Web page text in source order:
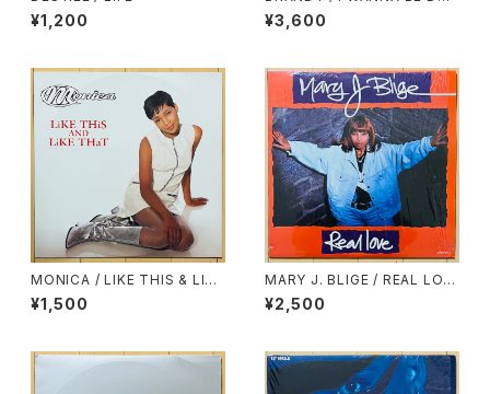
¥1,200
WN(UK)
¥3,600
MONICA / LIKE THIS & LIKE
THAT(FULL CREW REMIX)
¥1,500
MARY J. BLIGE / REAL LOV
E
¥2,500